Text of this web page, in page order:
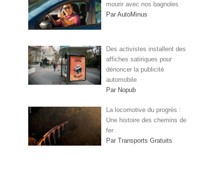
mourir avec nos bagnoles
Par AutoMinus
Des activistes installent des
affiches satiriques pour
dénoncer la publicité
automobile
Par Nopub
La locomotive du progrès :
Une histoire des chemins de
fer
Par Transports Gratuits